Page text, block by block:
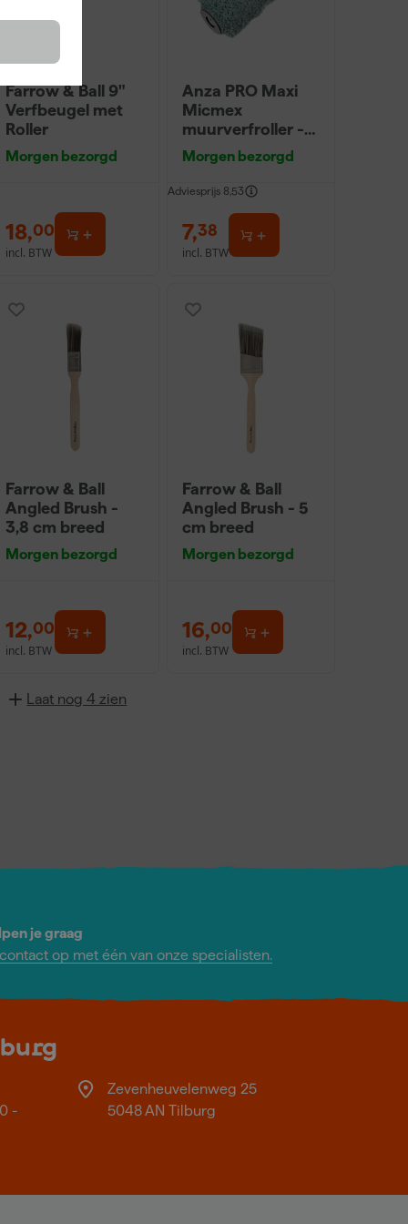
Farrow & Ball 9"
Verfbeugel met
Roller
Morgen bezorgd
18,00
incl. BTW
Anza PRO Maxi
Micmex
muurverfroller -
18cm
Morgen bezorgd
Adviesprijs 8,53
7,38
incl. BTW
Farrow & Ball
Angled Brush -
3,8 cm breed
Morgen bezorgd
12,00
incl. BTW
Farrow & Ball
Angled Brush - 5
cm breed
Morgen bezorgd
16,00
incl. BTW
Laat nog 4 zien
je graag
op met één van onze specialisten.
-
Zevenheuvelenweg 25
5048 AN Tilburg